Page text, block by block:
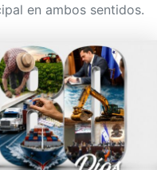
en ambos sentidos.